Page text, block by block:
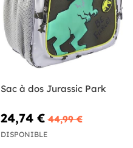
Sac à dos Jurassic Park
24,74 € 44,99 €
DISPONIBLE